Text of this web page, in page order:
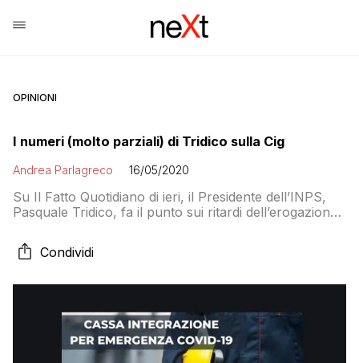
OPINIONI
I numeri (molto parziali) di Tridico sulla Cig
Andrea Parlagreco 16/05/2020
Su Il Fatto Quotidiano di ieri, il Presidente dell’INPS,
Pasquale Tridico, fa il punto sui ritardi dell’erogazione
decreto legge 18/2020, dove veniva declinato il
pacchetto di ammortizzatori sociali relativi alla gestione
ultimi dati pubblicati dall’INPS – afferma che l’Istituto
Condividi